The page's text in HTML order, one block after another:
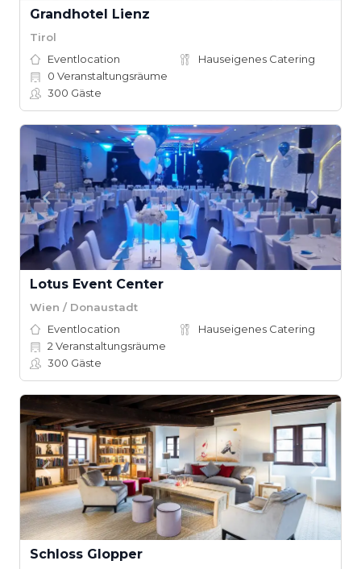
Grandhotel Lienz
Tirol
Eventlocation
Hauseigenes Catering
0 Veranstaltungsräume
300 Gäste
Lotus Event Center
Wien / Donaustadt
Eventlocation
Hauseigenes Catering
2 Veranstaltungsräume
300 Gäste
Schloss Glopper